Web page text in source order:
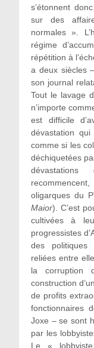
s’étonnent
sur des
normales ».
régime
répétition à
a deux siècles
son journal
Tout le lavage
n’importe
est difficile
dévastation
comme si les
déchiquetées
oligarques du
Maior). C’est
cultivées à
progressistes
des politiques
reliées entre
la corruption
construction
de profits
fonctionnaires
Joxe – se sont
par les
Le «